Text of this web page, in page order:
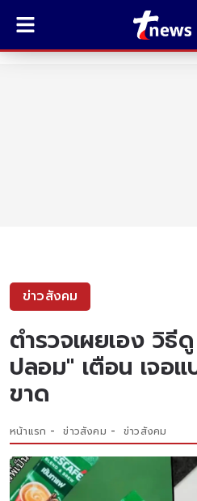
ข่าวสังคม
ตำรวจเผยเอง วิธี
ปลอม" เตือน เจอ
ขาด
หน้าแรก ข่าวสังคม ข่าวสังคม